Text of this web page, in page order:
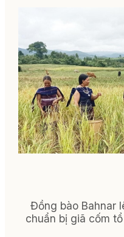
Đồng bào Bahnar
chuẩn bị giã cốm